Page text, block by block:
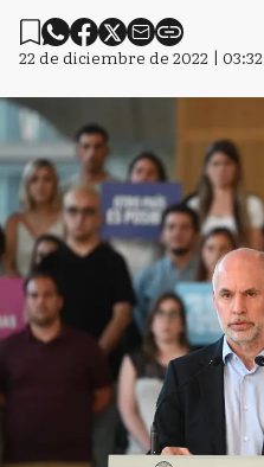
22 de diciembre de 2022 | 03:32